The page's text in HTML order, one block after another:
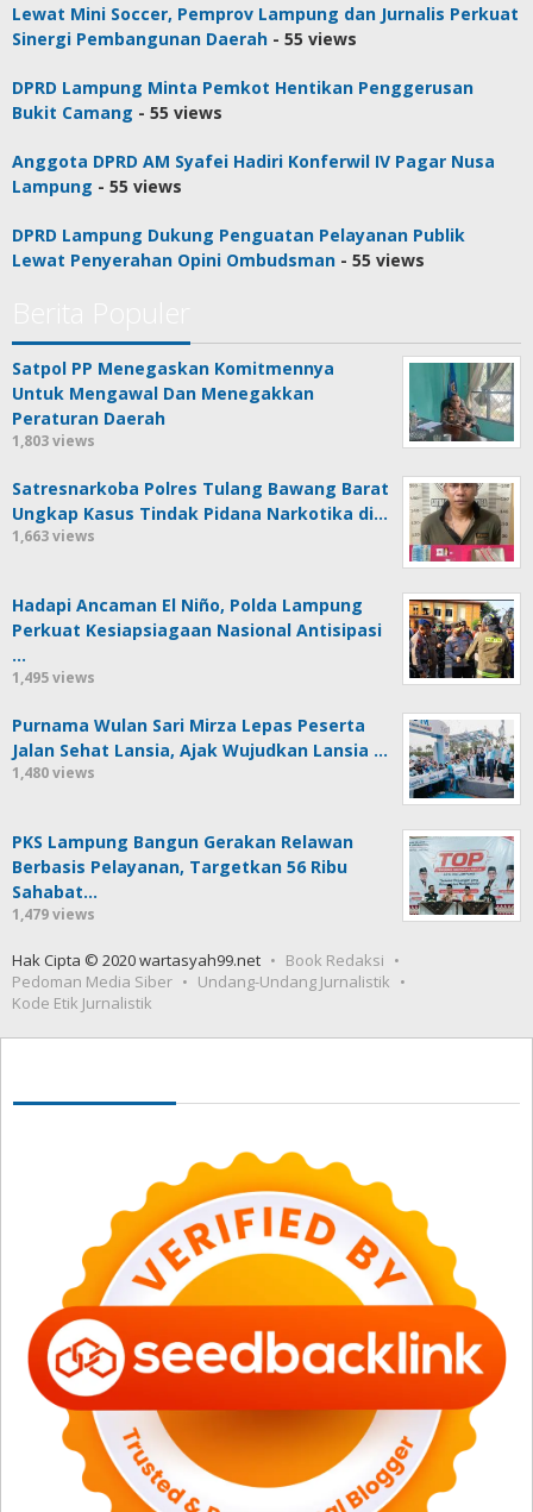
Lewat Mini Soccer, Pemprov Lampung dan Jurnalis Perkuat
Sinergi Pembangunan Daerah - 55 views
DPRD Lampung Minta Pemkot Hentikan Penggerusan
Bukit Camang - 55 views
Anggota DPRD AM Syafei Hadiri Konferwil IV Pagar Nusa
Lampung - 55 views
DPRD Lampung Dukung Penguatan Pelayanan Publik
Lewat Penyerahan Opini Ombudsman - 55 views
Satpol PP Menegaskan Komitmennya
Untuk Mengawal Dan Menegakkan
Peraturan Daerah
1,803 views
Satresnarkoba Polres Tulang Bawang Barat
Ungkap Kasus Tindak Pidana Narkotika di…
1,663 views
Hadapi Ancaman El Niño, Polda Lampung
Perkuat Kesiapsiagaan Nasional Antisipasi
…
1,495 views
Purnama Wulan Sari Mirza Lepas Peserta
Jalan Sehat Lansia, Ajak Wujudkan Lansia …
1,480 views
PKS Lampung Bangun Gerakan Relawan
Berbasis Pelayanan, Targetkan 56 Ribu
Sahabat…
1,479 views
Hak Cipta © 2020 wartasyah99.net
Book Redaksi
Pedoman Media Siber
Undang-Undang Jurnalistik
Kode Etik Jurnalistik